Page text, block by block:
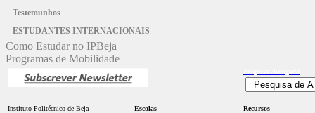
Testemunhos
ESTUDANTES INTERNACIONAIS
Como Estudar no IPBeja
Programas de Mobilidade
Instituto Politécnico de Beja
Escolas
Recursos